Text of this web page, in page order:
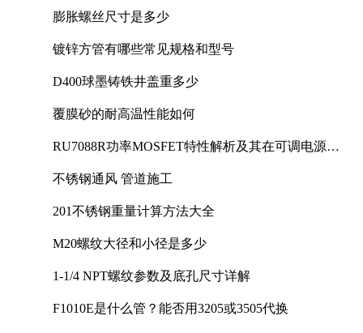
膨胀螺丝尺寸是多少
镀锌方管有哪些常见规格和型号
D400球墨铸铁井盖重多少
覆膜砂的耐高温性能如何
RU7088R功率MOSFET特性解析及其在可调电源设
不锈钢通风 管道施工
201不锈钢重量计算方法大全
M20螺纹大径和小径是多少
1-1/4 NPT螺纹参数及底孔尺寸详解
F1010E是什么管？能否用3205或3505代换